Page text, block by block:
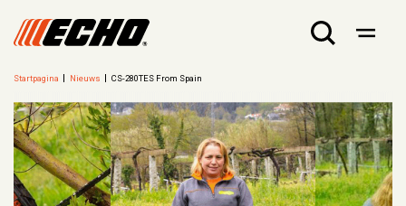
Startpagina Nieuws CS-280TES From Spain